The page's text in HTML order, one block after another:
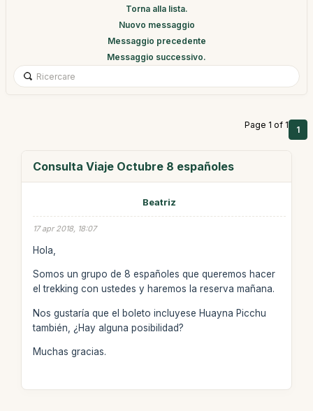
Torna alla lista.
Nuovo messaggio
Messaggio precedente
Messaggio successivo.
Page 1 of 1 1
Consulta Viaje Octubre 8 españoles
Beatriz
17 apr 2018, 18:07
Hola,
Somos un grupo de 8 españoles que queremos hacer
el trekking con ustedes y haremos la reserva mañana.
Nos gustaría que el boleto incluyese Huayna Picchu
también, ¿Hay alguna posibilidad?
Muchas gracias.